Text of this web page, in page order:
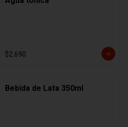
$2.690
Bebida de Lata 350ml